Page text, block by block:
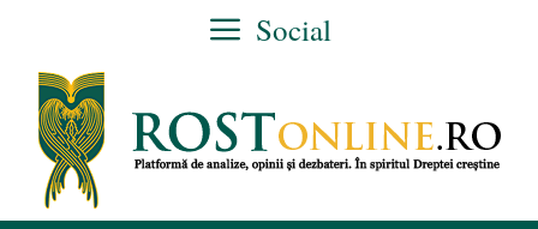
conținut
Social